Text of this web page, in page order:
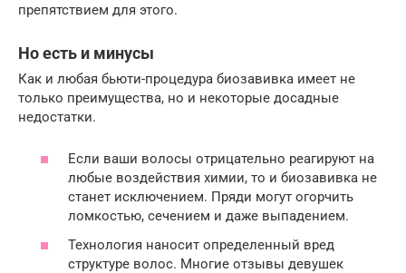
препятствием для этого.
Но есть и минусы
Как и любая бьюти-процедура биозавивка имеет не
только преимущества, но и некоторые досадные
недостатки.
Если ваши волосы отрицательно реагируют на
любые воздействия химии, то и биозавивка не
станет исключением. Пряди могут огорчить
ломкостью, сечением и даже выпадением.
Технология наносит определенный вред
структуре волос. Многие отзывы девушек